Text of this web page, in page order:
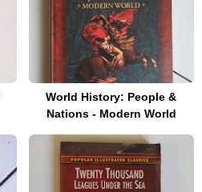
World History: People &
Nations - Modern World